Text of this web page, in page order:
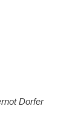
Dorfer